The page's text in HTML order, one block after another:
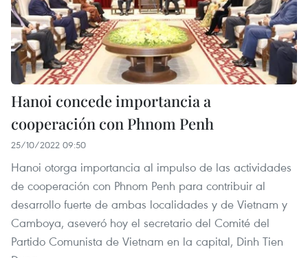
Hanoi concede importancia a
cooperación con Phnom Penh
25/10/2022 09:50
Hanoi otorga importancia al impulso de las actividades
de cooperación con Phnom Penh para contribuir al
desarrollo fuerte de ambas localidades y de Vietnam y
Camboya, aseveró hoy el secretario del Comité del
Partido Comunista de Vietnam en la capital, Dinh Tien